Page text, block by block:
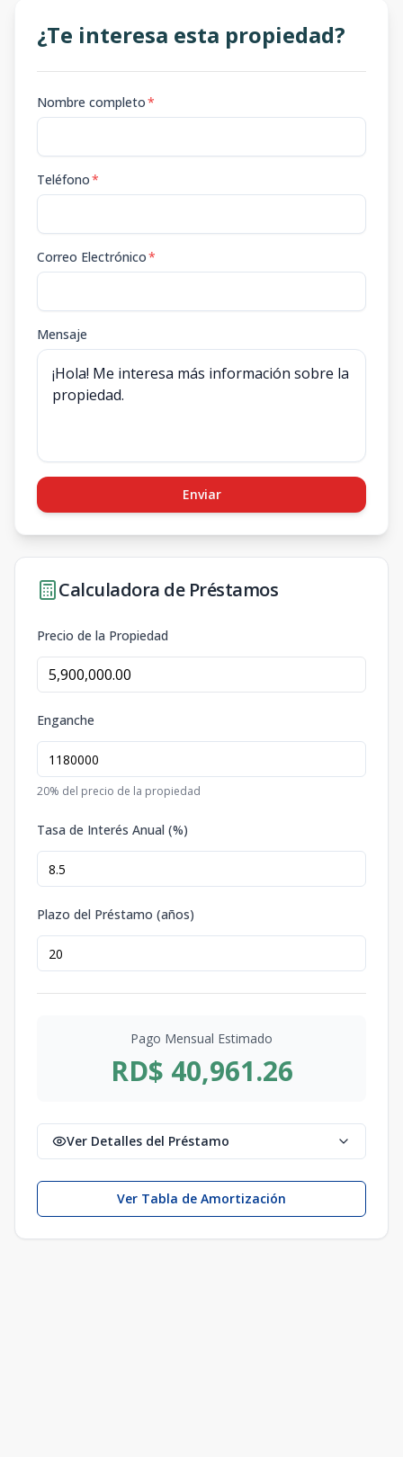
¿Te interesa esta propiedad?
Nombre completo*
Teléfono*
Correo Electrónico*
Mensaje
Enviar
Calculadora de Préstamos
Precio de la Propiedad
Enganche
20% del precio de la propiedad
Tasa de Interés Anual (%)
Plazo del Préstamo (años)
Pago Mensual Estimado
RD$ 40,961.26
Ver Detalles del Préstamo
Ver Tabla de Amortización